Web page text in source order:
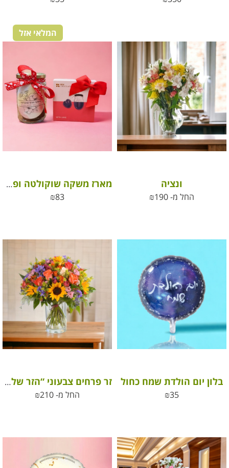
ונציה
החל מ- ₪190
המלאי אזל
מארז משקה שוקולטה ופרלינים אהבה
₪83
בלון יום הולדת שמח כחול
₪35
זר פרחים צבעוני “הזר של סופי”
החל מ-
₪210